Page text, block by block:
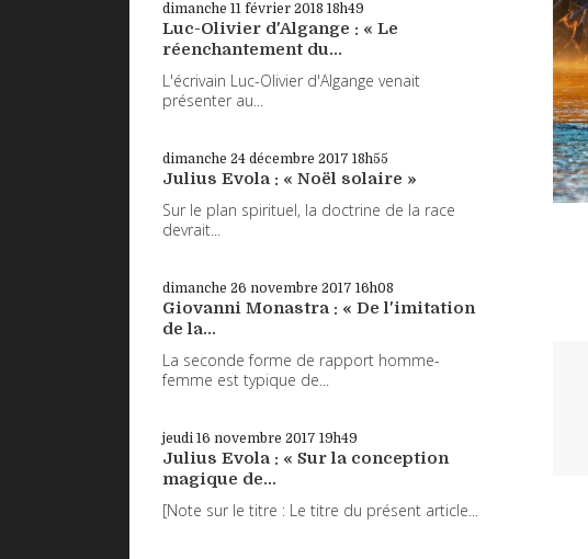
dimanche 11 février 2018 18h49
Luc-Olivier d'Algange : « Le
réenchantement du...
L'écrivain Luc-Olivier d'Algange venait
présenter au...
dimanche 24 décembre 2017 18h55
Julius Evola : « Noël solaire »
Sur le plan spirituel, la doctrine de la race
devrait...
dimanche 26 novembre 2017 16h08
Giovanni Monastra : « De l'imitation
de la...
La seconde forme de rapport homme-
femme est typique de...
jeudi 16 novembre 2017 19h49
Julius Evola : « Sur la conception
magique de...
[Note sur le titre : Le titre du présent article...